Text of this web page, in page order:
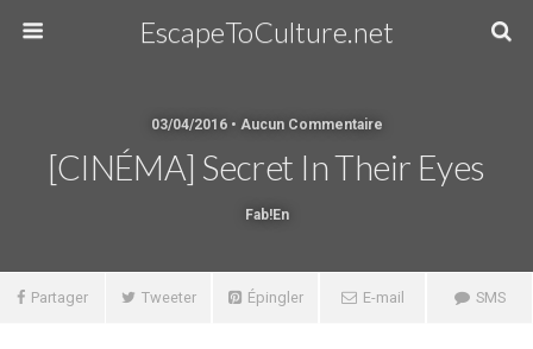
EscapeToCulture.net
03/04/2016 • Aucun Commentaire
[CINÉMA] Secret In Their Eyes
Fab!en
Partager Tweeter Épingler E-mail SMS